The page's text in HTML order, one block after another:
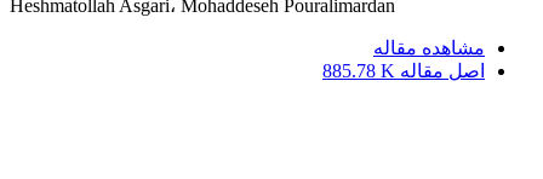
Heshmatollah Asgari، Mohaddeseh Pouralimardan
مشاهده مقاله
اصل مقاله 885.78 K